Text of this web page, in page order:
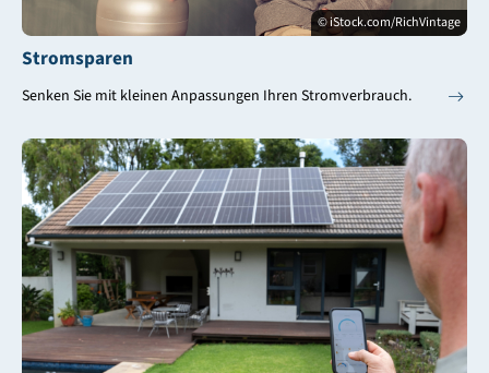
© iStock.com/RichVintage
Stromsparen
Senken Sie mit kleinen Anpassungen Ihren Stromverbrauch.